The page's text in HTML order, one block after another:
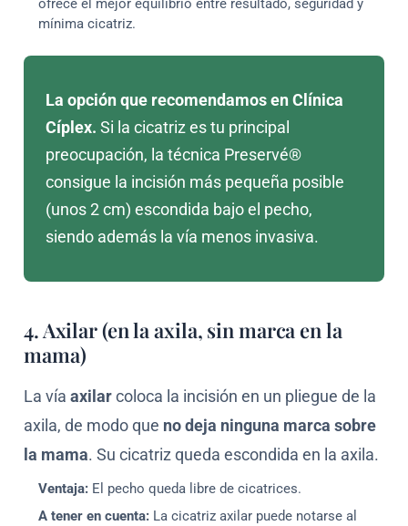
ofrece el mejor equilibrio entre resultado, seguridad y
mínima cicatriz.
La opción que recomendamos en Clínica
Cíplex. Si la cicatriz es tu principal
preocupación, la técnica Preservé®
consigue la incisión más pequeña posible
(unos 2 cm) escondida bajo el pecho,
siendo además la vía menos invasiva.
4. Axilar (en la axila, sin marca en la
mama)
La vía axilarcoloca la incisión en un pliegue de la
axila, de modo que no deja ninguna marca sobre
la mama. Su cicatriz queda escondida en la axila.
Ventaja: El pecho queda libre de cicatrices.
A tener en cuenta: La cicatriz axilar puede notarse al